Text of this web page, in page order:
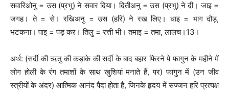
सवारिओनु = उस (प्रभु) ने सवार दिया। दितीअनु = उस (प्रभु) ने दी। जाइ =
जगह। ते = से। रखिअनु = उस (हरि) ने रख लिए। धाइ = भाग दौड़,
भटकना। पाइ = पड़ कर। तिलु = रत्ती भी। तमाइ = तमा, लालच।13।
अर्थ: (सर्दी की ऋतु की कड़ाके की सर्दी के बाद बहार फिरने पे फागुन के महीने में
लोग होली के रंग तमाशों के साथ खुशियां मनाते हैं, पर) फागुन में (उन जीव
स्त्रीयों के अंदर) आत्मिक आनंद पैदा होता है, जिनके हृदय में सज्जन हरि प्रत्यक्ष